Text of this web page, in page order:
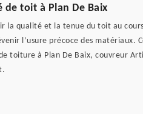
de toit à Plan De Baix
la qualité et la tenue du toit au
l’usure précoce des
toiture à Plan De Baix, couvreur